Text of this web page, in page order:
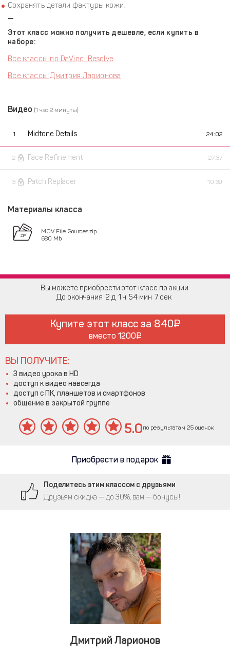
Сохранять детали фактуры кожи.
—
Этот класс можно получить дешевле, если купить в
наборе:
Все классы по DaVinci Resolve
Все классы Дмитрия Ларионова
Видео (1 час 2 минуты)
1 Midtone Details 24:02
2 Face Refinement 27:37
3 Patch Replacer 10:39
Материалы класса
MOV File Sources.zip
680 Mb
Вы можете приобрести этот класс по акции.
До окончания 2 1 54 7
Купите этот класс за 840
вместо 1200
ВЫ ПОЛУЧИТЕ:
3 видео урока в HD
доступ к видео навсегда
доступ с ПК, планшетов и смартфонов
общение в закрытой группе
5.0по результатам 25 оценок
Приобрести в подарок
Поделитесь этим классом с друзьями
Друзьям скидка — до 30%, вам — бонусы!
Дмитрий Ларионов